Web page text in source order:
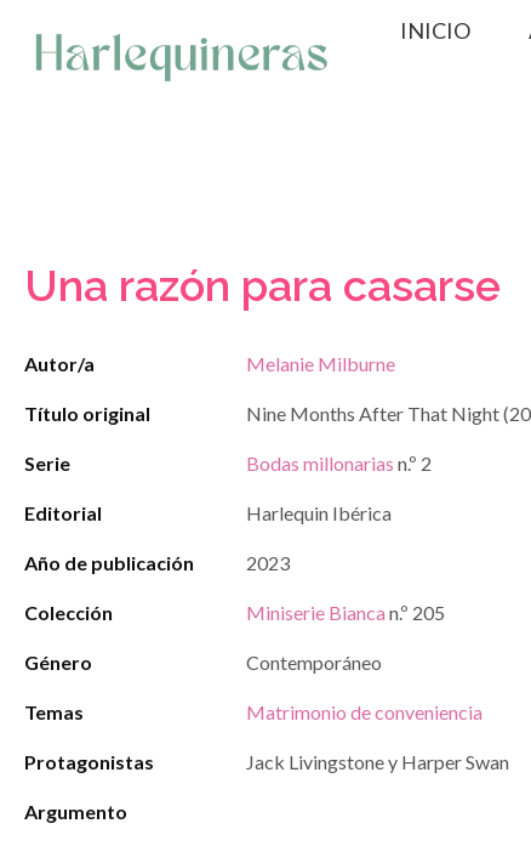
contenido
INICIO
Una razón para casarse
Autor/a Melanie Milburne
Título original Nine Months After That Night
Serie Bodas millonarias n.º 2
Editorial Harlequin Ibérica
Año de publicación 2023
Colección Miniserie Bianca n.º 205
Género Contemporáneo
Temas Matrimonio de conveniencia
Protagonistas Jack Livingstone y Harper Swan
Argumento